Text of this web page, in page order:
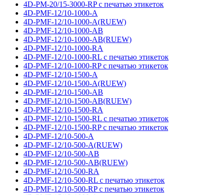
4D-PM-20/15-3000-RP с печатью этикеток
4D-PMF-12/10-1000-A
4D-PMF-12/10-1000-A(RUEW)
4D-PMF-12/10-1000-AB
4D-PMF-12/10-1000-AB(RUEW)
4D-PMF-12/10-1000-RA
4D-PMF-12/10-1000-RL с печатью этикеток
4D-PMF-12/10-1000-RP с печатью этикеток
4D-PMF-12/10-1500-A
4D-PMF-12/10-1500-A(RUEW)
4D-PMF-12/10-1500-AB
4D-PMF-12/10-1500-AB(RUEW)
4D-PMF-12/10-1500-RA
4D-PMF-12/10-1500-RL с печатью этикеток
4D-PMF-12/10-1500-RP с печатью этикеток
4D-PMF-12/10-500-A
4D-PMF-12/10-500-A(RUEW)
4D-PMF-12/10-500-AB
4D-PMF-12/10-500-AB(RUEW)
4D-PMF-12/10-500-RA
4D-PMF-12/10-500-RL с печатью этикеток
4D-PMF-12/10-500-RP с печатью этикеток